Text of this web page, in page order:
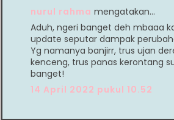
nurul rahma mengatakan…
Aduh, ngeri banget deh mbaaa
update seputar dampak
Yg namanya banjirr, trus ujan
kenceng, trus panas kerontang
banget!
14 April 2022 pukul 10.52